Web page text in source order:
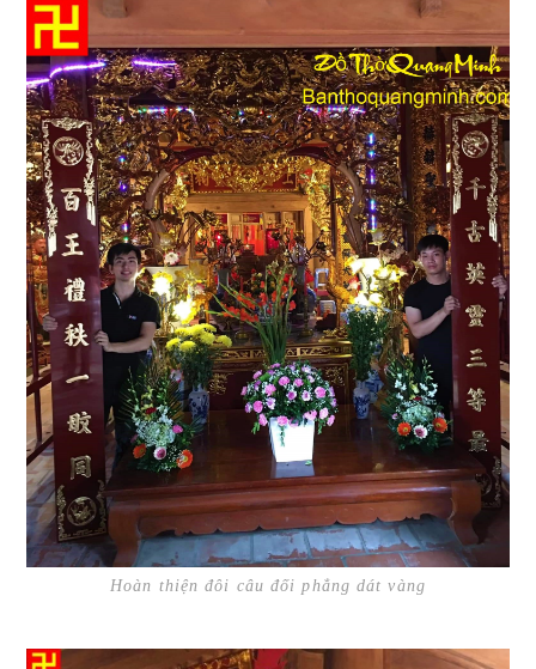
Hoàn thiện đôi câu đối phẳng dát vàng